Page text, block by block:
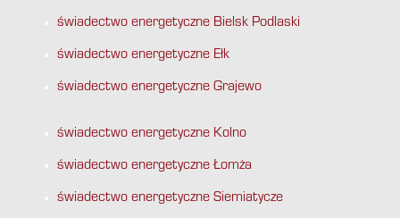
świadectwo energetyczne Bielsk Podlaski
świadectwo energetyczne Ełk
świadectwo energetyczne Grajewo
świadectwo energetyczne Kolno
świadectwo energetyczne Łomża
świadectwo energetyczne Siemiatycze